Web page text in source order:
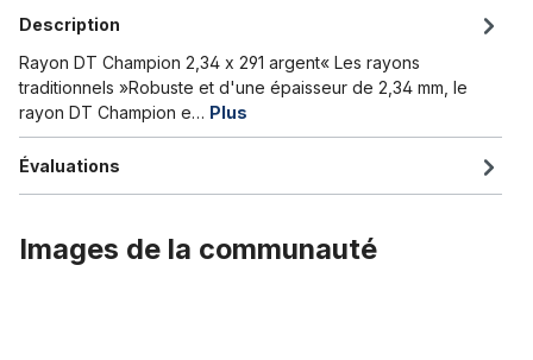
Description
Rayon DT Champion 2,34 x 291 argent« Les rayons
traditionnels »Robuste et d'une épaisseur de 2,34 mm, le
rayon DT Champion e… Plus
Évaluations
Images de la communauté